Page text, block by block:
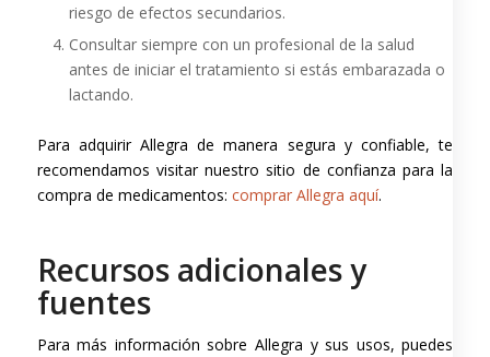
riesgo de efectos secundarios.
Consultar siempre con un profesional de la salud
antes de iniciar el tratamiento si estás embarazada o
lactando.
Para adquirir Allegra de manera segura y confiable, te
recomendamos visitar nuestro sitio de confianza para la
compra de medicamentos: comprar Allegra aquí.
Recursos adicionales y
fuentes
Para más información sobre Allegra y sus usos, puedes